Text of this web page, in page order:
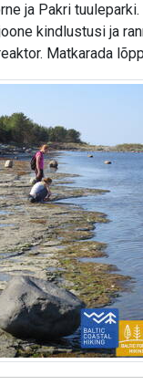
ja Pakri
kindlustusi ja
Matkarada